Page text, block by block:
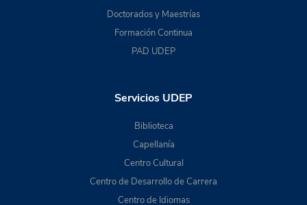
Doctorados y Maestrías
Formación Continua
PAD UDEP
Servicios UDEP
Biblioteca
Capellanía
Centro Cultural
Centro de Desarrollo de Carrera
Centro de Idiomas